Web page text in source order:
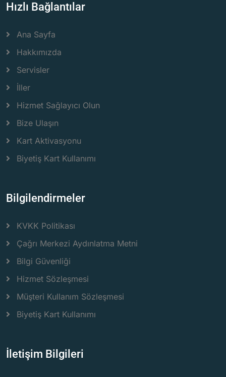
Hızlı Bağlantılar
Ana Sayfa
Hakkımızda
Servisler
İller
Hizmet Sağlayıcı Olun
Bize Ulaşın
Kart Aktivasyonu
Biyetiş Kart Kullanımı
Bilgilendirmeler
KVKK Politikası
Çağrı Merkezi Aydınlatma Metni
Bilgi Güvenliği
Hizmet Sözleşmesi
Müşteri Kullanım Sözleşmesi
Biyetiş Kart Kullanımı
İletişim Bilgileri